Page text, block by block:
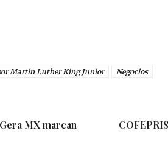
Martin Luther King Junior Negocios
MX marcan